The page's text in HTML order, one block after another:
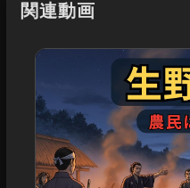
関連動画